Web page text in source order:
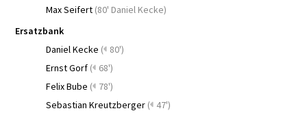
Max Seifert (80' Daniel Kecke)
Ersatzbank
Daniel Kecke ( 80')
Ernst Gorf ( 68')
Felix Bube ( 78')
Sebastian Kreutzberger ( 47')